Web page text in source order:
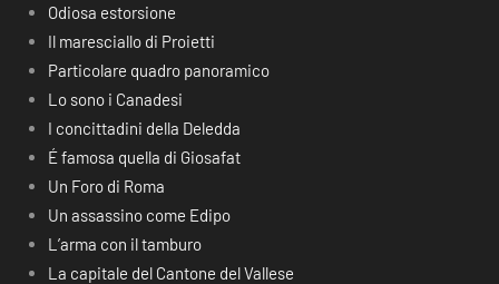
Odiosa estorsione
Il maresciallo di Proietti
Particolare quadro panoramico
Lo sono i Canadesi
I concittadini della Deledda
É famosa quella di Giosafat
Un Foro di Roma
Un assassino come Edipo
L’arma con il tamburo
La capitale del Cantone del Vallese